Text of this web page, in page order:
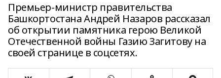
Премьер-министр правительства
Башкортостана Андрей Назаров рассказал
об открытии памятника герою Великой
Отечественной войны Газию Загитову на
своей странице в соцсетях.